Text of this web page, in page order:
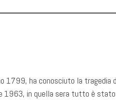
1799, ha conosciuto la tragedia
1963, in quella sera tutto è stato